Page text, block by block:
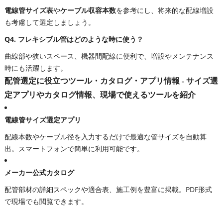
電線管サイズ表やケーブル収容本数を参考にし、将来的な配線増設
も考慮して選定しましょう。
Q4. フレキシブル管はどのような時に使う？
曲線部や狭いスペース、機器間配線に便利で、増設やメンテナンス
時にも活躍します。
配管選定に役立つツール・カタログ・アプリ情報 - サイズ選
定アプリやカタログ情報、現場で使えるツールを紹介
電線管サイズ選定アプリ
配線本数やケーブル径を入力するだけで最適な管サイズを自動算
出。スマートフォンで簡単に利用可能です。
メーカー公式カタログ
配管部材の詳細スペックや適合表、施工例を豊富に掲載。PDF形式
で現場でも閲覧できます。